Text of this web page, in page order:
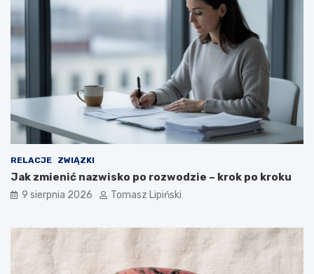
RELACJE ZWIĄZKI
Jak zmienić nazwisko po rozwodzie – krok po kroku
9 sierpnia 2026 Tomasz Lipiński